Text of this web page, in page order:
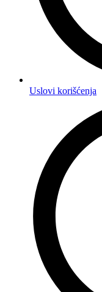
Uslovi korišćenja